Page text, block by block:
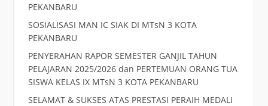
PEKANBARU
SOSIALISASI MAN IC SIAK DI MTsN 3 KOTA
PEKANBARU
PENYERAHAN RAPOR SEMESTER GANJIL TAHUN
PELAJARAN 2025/2026 dan PERTEMUAN ORANG TUA
SISWA KELAS IX MTsN 3 KOTA PEKANBARU
SELAMAT & SUKSES ATAS PRESTASI PERAIH MEDALI